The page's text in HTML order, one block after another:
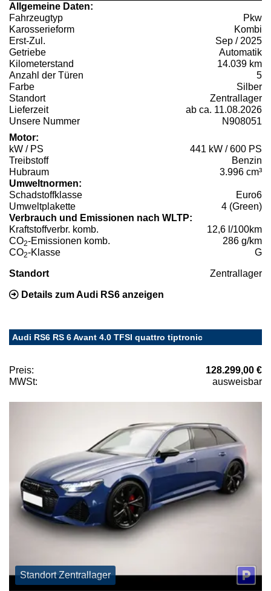
Allgemeine Daten:
Fahrzeugtyp
Pkw
Karosserieform
Kombi
Erst-Zul.
Sep / 2025
Getriebe
Automatik
Kilometerstand
14.039 km
Anzahl der Türen
5
Farbe
Silber
Standort
Zentrallager
Lieferzeit
ab ca. 11.08.2026
Unsere Nummer
N908051
Motor:
kW / PS
441 kW / 600 PS
Treibstoff
Benzin
Hubraum
3.996 cm³
Umweltnormen:
Schadstoffklasse
Euro6
Umweltplakette
4 (Green)
Verbrauch und Emissionen nach WLTP:
Kraftstoffverbr. komb.
12,6 l/100km
CO2-Emissionen komb.
286 g/km
CO2-Klasse G
Standort Zentrallager
Details zum Audi RS6 anzeigen
Audi RS6 RS 6 Avant 4.0 TFSI quattro tiptronic
Preis:
128.299,00 €
MWSt:
ausweisbar
Standort Zentrallager